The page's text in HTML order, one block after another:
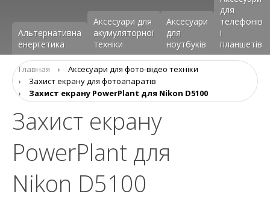
Альтернативна
енергетика
Аксесуари для
акумуляторної
техніки
Аксесуари
для
ноутбуків
для
телефонів
і
планшетів
Главная ›
Аксесуари для фото-відео техніки
›
Захист екрану для фотоапаратів
›
Захист екрану PowerPlant для Nikon D5100
Захист екрану
PowerPlant для
Nikon D5100